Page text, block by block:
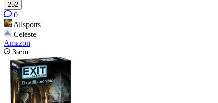
252
0
Allsports
Celeste
Amazon
3sem